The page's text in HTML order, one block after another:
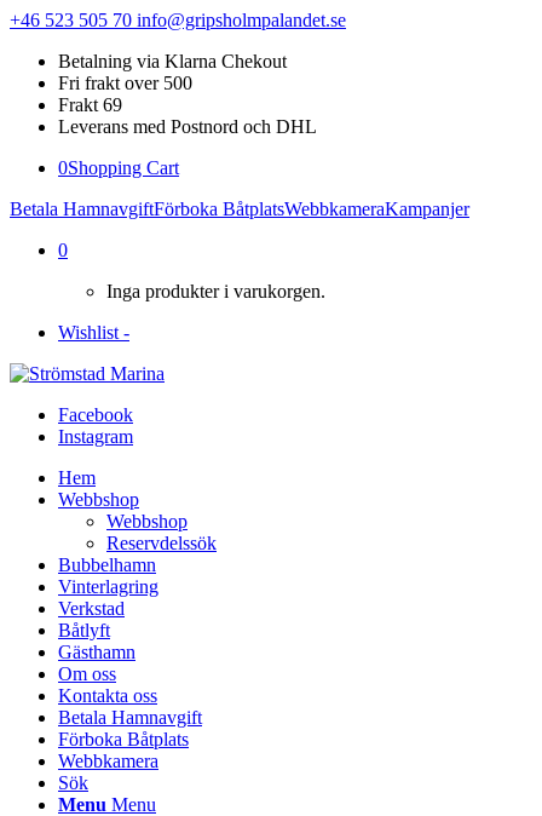
+46 523 505 70 info@gripsholmpalandet.se
Betalning via Klarna Chekout
Fri frakt over 500
Frakt 69
Leverans med Postnord och DHL
0Shopping Cart
Betala HamnavgiftFörboka BåtplatsWebbkameraKampanjer
0
Inga produkter i varukorgen.
Wishlist -
Facebook
Instagram
Hem
Webbshop
Webbshop
Reservdelssök
Bubbelhamn
Vinterlagring
Verkstad
Båtlyft
Gästhamn
Om oss
Kontakta oss
Betala Hamnavgift
Förboka Båtplats
Webbkamera
Sök
Menu Menu